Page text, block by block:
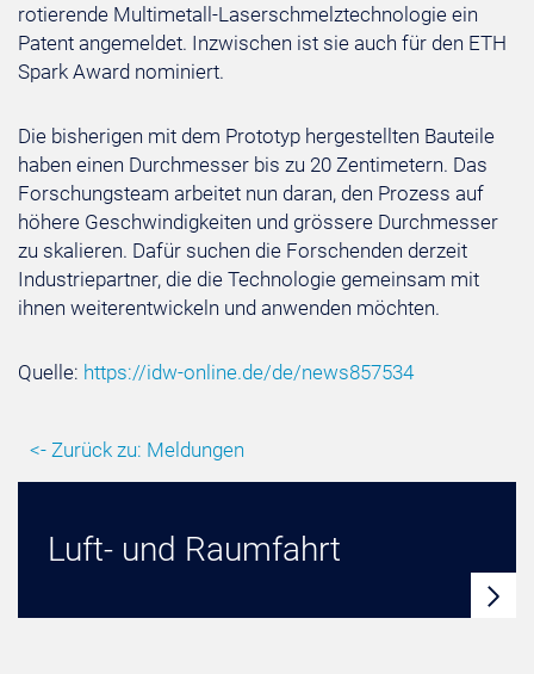
rotierende Multimetall-Laserschmelztechnologie ein
Patent angemeldet. Inzwischen ist sie auch für den ETH
Spark Award nominiert.
Die bisherigen mit dem Prototyp hergestellten Bauteile
haben einen Durchmesser bis zu 20 Zentimetern. Das
Forschungsteam arbeitet nun daran, den Prozess auf
höhere Geschwindigkeiten und grössere Durchmesser
zu skalieren. Dafür suchen die Forschenden derzeit
Industriepartner, die die Technologie gemeinsam mit
ihnen weiterentwickeln und anwenden möchten.
Quelle: https://idw-online.de/de/news857534
<- Zurück zu: Meldungen
Luft- und Raumfahrt